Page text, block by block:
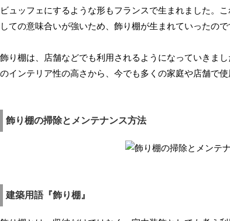
ビュッフェにするような形もフランスで生まれました。
しての意味合いが強いため、飾り棚が生まれていったので
飾り棚は、店舗などでも利用されるようになっていきま
のインテリア性の高さから、今でも多くの家庭や店舗で使
飾り棚の掃除とメンテナンス方法
建築用語『飾り棚』